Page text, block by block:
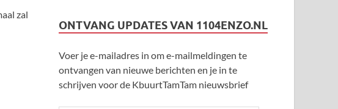
zal
ONTVANG UPDATES VAN 1104ENZO.NL
Voer je e-mailadres in om e-mailmeldingen te
ontvangen van nieuwe berichten en je in te
schrijven voor de KbuurtTamTam nieuwsbrief